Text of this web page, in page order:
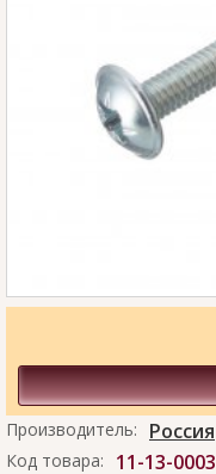
Производитель:
Россия
Код товара: 11-13-0003